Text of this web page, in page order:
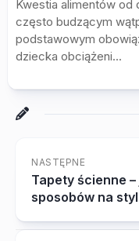
Kwestia alimentów od
często budzącym
podstawowym
dziecka obciążeni...
NASTĘPNE
Tapety ścienne
sposobów na